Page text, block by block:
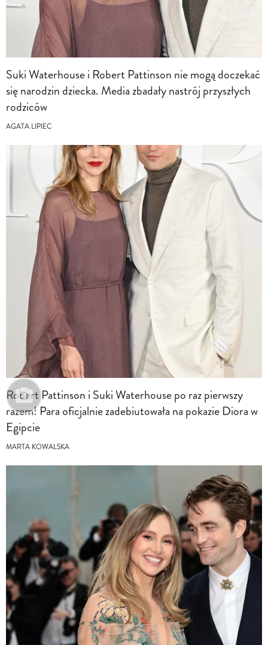
Suki Waterhouse i Robert Pattinson nie mogą doczekać
się narodzin dziecka. Media zbadały nastrój przyszłych
rodziców
AGATA LIPIEC
Robert Pattinson i Suki Waterhouse po raz pierwszy
razem! Para oficjalnie zadebiutowała na pokazie Diora w
Egipcie
MARTA KOWALSKA